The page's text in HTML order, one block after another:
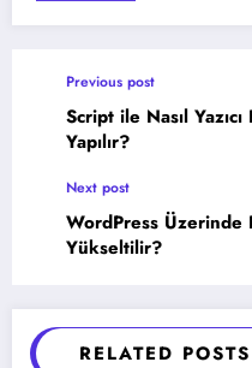
Previous post
Script ile Nasıl
Yapılır?
Next post
WordPress Üzerinde
Yükseltilir?
RELATED POSTS